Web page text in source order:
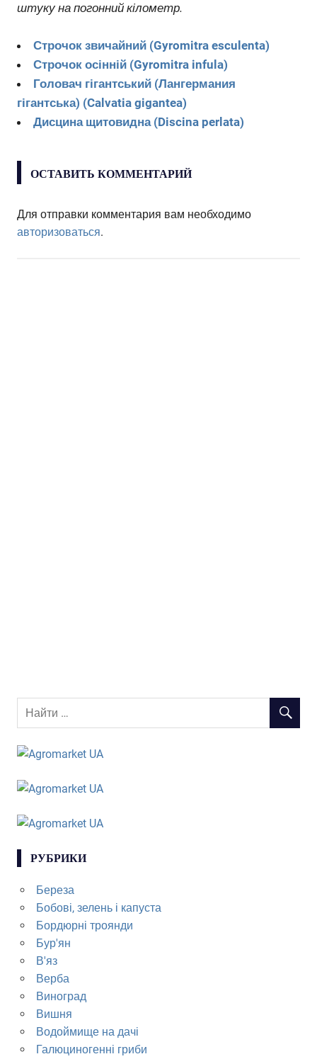
штуку на погонний кілометр.
Строчок звичайний (Gyromitra esculenta)
Строчок осінній (Gyromitra infula)
Головач гігантський (Лангермания
гігантська) (Calvatia gigantea)
Дисцина щитовидна (Discina perlata)
ОСТАВИТЬ КОММЕНТАРИЙ
Для отправки комментария вам необходимо
авторизоваться.
РУБРИКИ
Береза
Бобові, зелень і капуста
Бордюрні троянди
Бур'ян
В'яз
Верба
Виноград
Вишня
Водоймище на дачі
Галюциногенні гриби